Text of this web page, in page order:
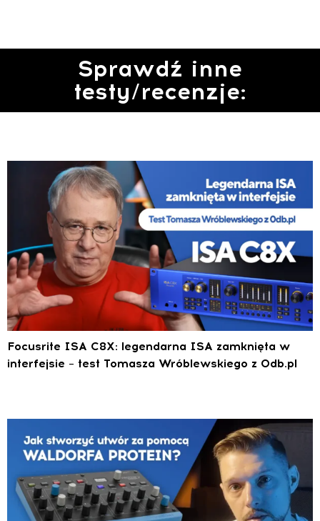
Sprawdź inne
testy/recenzje:
Focusrite ISA C8X: legendarna ISA zamknięta w
interfejsie – test Tomasza Wróblewskiego z 0db.pl